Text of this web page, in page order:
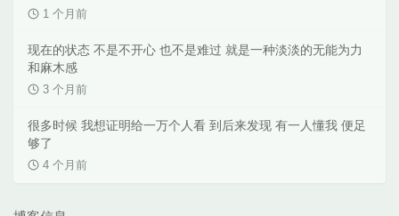
1 个月前
现在的状态 不是不开心 也不是难过 就是一种淡淡的无能为力
和麻木感
3 个月前
很多时候 我想证明给一万个人看 到后来发现 有一人懂我 便足
够了
4 个月前